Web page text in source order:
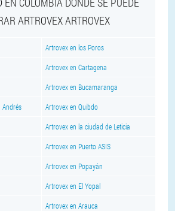
ARTROVEX ARTROVEX
Artrovex en los Poros
Artrovex en Cartagena
Artrovex en Bucamaranga
Andrés Artrovex en Quibdo
Artrovex en la ciudad de Leticia
Artrovex en Puerto ASIS
Artrovex en Popayán
Artrovex en El Yopal
Artrovex en Arauca